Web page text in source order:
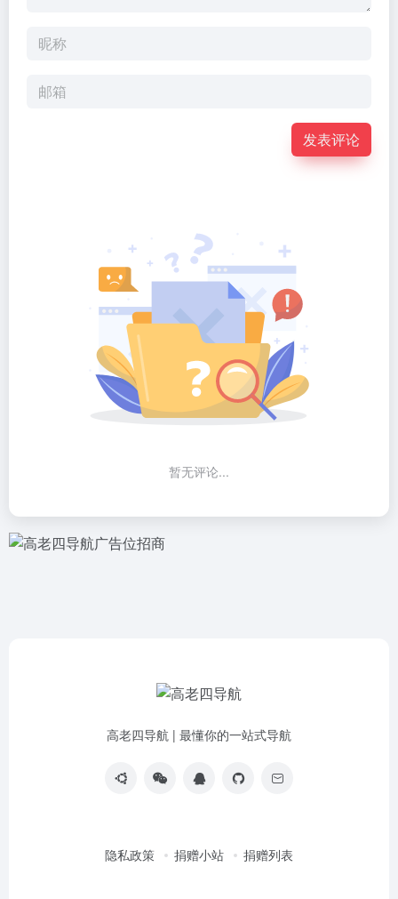
发表评论
暂无评论...
高老四导航 | 最懂你的一站式导航
隐私政策 捐赠小站 捐赠列表